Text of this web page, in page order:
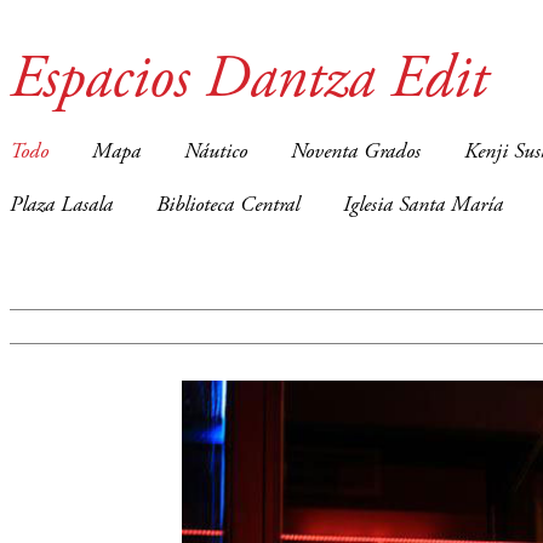
Espacios Dantza Edit
Todo Mapa Náutico Noventa Grados Kenji
Plaza Lasala Biblioteca Central Iglesia Santa María